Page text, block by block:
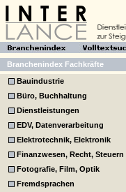
Branchenindex Fachkräfte
Bauindustrie
Büro, Buchhaltung
Dienstleistungen
EDV, Datenverarbeitung
Elektrotechnik, Elektronik
Finanzwesen, Recht, Steuern
Fotografie, Film, Optik
Fremdsprachen